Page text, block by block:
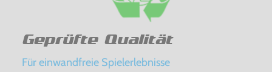
Geprüfte Qualität
Für einwandfreie Spielerlebnisse